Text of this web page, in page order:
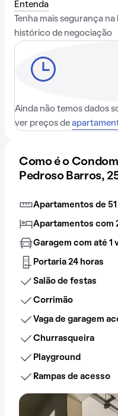
Entenda
Tenha mais segurança
histórico de negociação
Ainda não temos dados
ver preços de
Como é o
Pedroso Barros,
Apartamentos de 51
Apartamentos com
Garagem com até 1
Portaria 24 horas
Salão de festas
Corrimão
Vaga de garagem
Churrasqueira
Playground
Rampas de acesso